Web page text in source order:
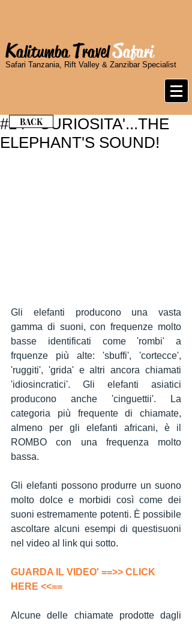
Safari Tanzania, Rift Valley & Zanzibar Specialist
KalitumbaTravelSafari
Condividi
#14 - CURIOSITA'...THE
ELEPHANT'S SOUND!
Gli elefanti producono una vasta
gamma di suoni, con frequenze molto
basse identificati come 'rombi' a
frquenze più alte: 'sbuffi', 'cortecce',
'ruggiti', 'grida' e altri ancora chiamati
'idiosincratici'. Gli elefanti asiatici
producono anche 'cinguettii'. La
categoria più frequente di chiamate,
almeno per gli elefanti africani, è il
ROMBO con una frequenza molto
bassa.
Gli elefanti possono produrre un suono
molto dolce e morbidi così come dei
suoni estremamente potenti. È possibile
ascoltare alcuni esempi di questisuoni
nel video al link qui sotto.
GUARDA IL VIDEO' ==>> CLICK
HERE <<==
Alcune delle chiamate prodotte dagli
BACK